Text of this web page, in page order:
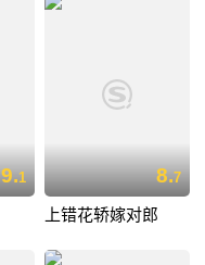
9.1 8.7
上错花轿嫁对郎